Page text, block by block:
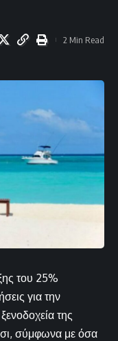
2 Min Read
του 25%
για την
της
σύμφωνα με όσα